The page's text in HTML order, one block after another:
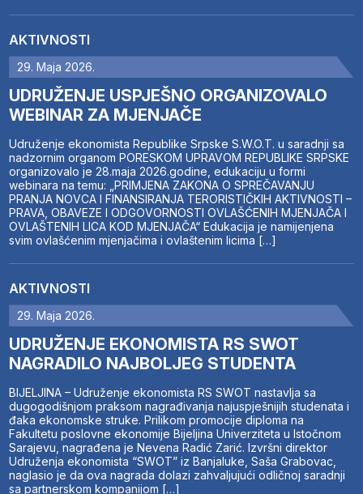
AKTIVNOSTI
29. Maja 2026.
UDRUŽENJE USPJEŠNO ORGANIZOVALO
WEBINAR ZA MJENJAČE
Udruženje ekonomista Republike Srpske S.W.O.T. u saradnji sa
nadzornim organom PORESKOM UPRAVOM REPUBLIKE SRPSKE
organizovalo je 28.maja 2026.godine, edukaciju u formi
webinara na temu: „PRIMJENA ZAKONA O SPREČAVANJU
PRANJA NOVCA I FINANSIRANJA TERORISTIČKIH AKTIVNOSTI –
PRAVA, OBAVEZE I ODGOVORNOSTI OVLAŠĆENIH MJENJAČA I
OVLAŠTENIH LICA KOD MJENJAČA“ Edukacija je namijenjena
svim ovlašćenim mjenjačima i ovlaštenim licima […]
AKTIVNOSTI
29. Maja 2026.
UDRUŽENJE EKONOMISTA RS SWOT
NAGRADILO NAJBOLJEG STUDENTA
BIJELJINA – Udruženje ekonomista RS SWOT nastavlja sa
dugogodišnjom praksom nagrađivanja najuspješnijih studenata i
đaka ekonomske struke. Prilikom promocije diploma na
Fakultetu poslovne ekonomije Bijeljina Univerziteta u Istočnom
Sarajevu, nagrađena je Nevena Radić Zarić. Izvršni direktor
Udruženja ekonomista “SWOT” iz Banjaluke, Saša Grabovac,
naglasio je da ova nagrada dolazi zahvaljujući odličnoj saradnji
sa partnerskom kompanijom […]